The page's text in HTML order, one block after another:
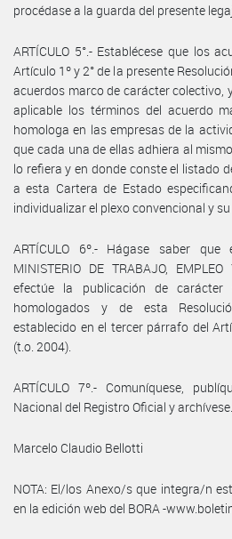
procédase a la guarda del presente
ARTÍCULO 5°.- Establécese que los
Artículo 1º y 2° de la presente
acuerdos marco de carácter colectivo,
aplicable los términos del acuerdo
homologa en las empresas de la
que cada una de ellas adhiera al
lo refiera y en donde conste el listado
a esta Cartera de Estado
individualizar el plexo convencional y
ARTÍCULO 6º.- Hágase saber
MINISTERIO DE TRABAJO,
efectúe la publicación de
homologados y de esta
establecido en el tercer párrafo del
(t.o. 2004).
ARTÍCULO 7º.- Comuníquese,
Nacional del Registro Oficial y archívese.
Marcelo Claudio Bellotti
NOTA: El/los Anexo/s que integra/n
en la edición web del BORA -